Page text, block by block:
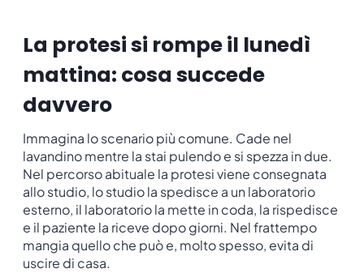
La protesi si rompe il lunedì
mattina: cosa succede
davvero
Immagina lo scenario più comune. Cade nel
lavandino mentre la stai pulendo e si spezza in due.
Nel percorso abituale la protesi viene consegnata
allo studio, lo studio la spedisce a un laboratorio
esterno, il laboratorio la mette in coda, la rispedisce
e il paziente la riceve dopo giorni. Nel frattempo
mangia quello che può e, molto spesso, evita di
uscire di casa.